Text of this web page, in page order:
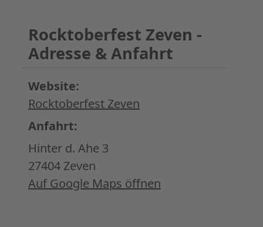
Rocktoberfest Zeven -
Adresse & Anfahrt
Website:
Rocktoberfest Zeven
Anfahrt:
Hinter d. Ahe 3
27404 Zeven
Auf Google Maps öffnen